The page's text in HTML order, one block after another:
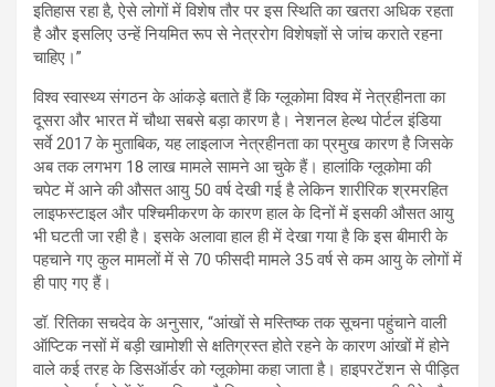
इतिहास रहा है, ऐसे लोगों में विशेष तौर पर इस स्थिति का खतरा अधिक रहता
है और इसलिए उन्हें नियमित रूप से नेत्ररोग विशेषज्ञों से जांच कराते रहना
चाहिए।”
विश्व स्वास्थ्य संगठन के आंकड़े बताते हैं कि ग्लूकोमा विश्व में नेत्रहीनता का
दूसरा और भारत में चौथा सबसे बड़ा कारण है। नेशनल हेल्थ पोर्टल इंडिया
सर्वे 2017 के मुताबिक, यह लाइलाज नेत्रहीनता का प्रमुख कारण है जिसके
अब तक लगभग 18 लाख मामले सामने आ चुके हैं। हालांकि ग्लूकोमा की
चपेट में आने की औसत आयु 50 वर्ष देखी गई है लेकिन शारीरिक श्रमरहित
लाइफस्टाइल और पश्चिमीकरण के कारण हाल के दिनों में इसकी औसत आयु
भी घटती जा रही है। इसके अलावा हाल ही में देखा गया है कि इस बीमारी के
पहचाने गए कुल मामलों में से 70 फीसदी मामले 35 वर्ष से कम आयु के लोगों में
ही पाए गए हैं।
डॉ. रितिका सचदेव के अनुसार, “आंखों से मस्तिष्क तक सूचना पहुंचाने वाली
ऑप्टिक नसों में बड़ी खामोशी से क्षतिग्रस्त होते रहने के कारण आंखों में होने
वाले कई तरह के डिसऑर्डर को ग्लूकोमा कहा जाता है। हाइपरटेंशन से पीड़ित